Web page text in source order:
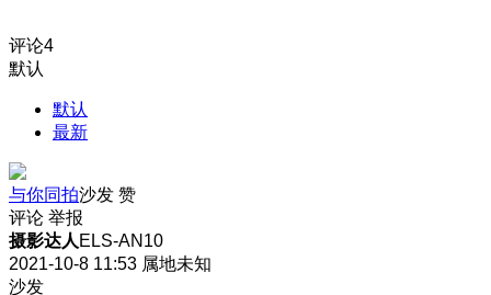
评论4
默认
默认
最新
与你同拍沙发 赞
评论 举报
摄影达人 ELS-AN10
2021-10-8 11:53 属地未知
沙发